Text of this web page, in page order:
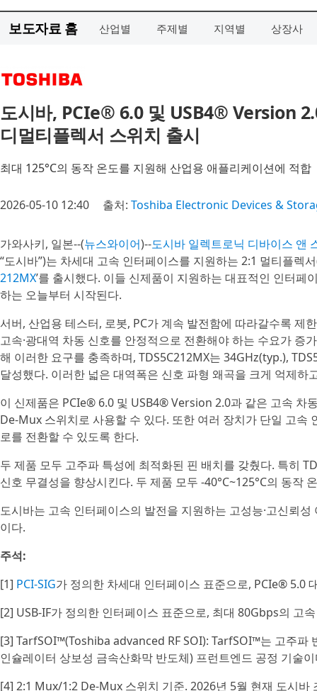
보도자료 홈 산업별 주제별 지역별 상장사
도시바, PCIe® 6.0 및 USB4® Version
디멀티플렉서 스위치 출시
최대 125°C의 동작 온도를 지원해 산업용 애플리케이션에 적합
2026-05-10 12:40 출처: Toshiba Electronic Devices &
가와사키, 일본--(뉴스와이어)--도시바 일렉트로닉 디바이스 앤
“도시바”)는 차세대 고속 인터페이스를 지원하는 2:1 멀티플렉
212MX’를 출시했다. 이들 신제품이 지원하는 대표적인 인터
하는 오늘부터 시작된다.
서버, 산업용 테스터, 로봇, PC가 계속 발전함에 따라갈수록
고속·광대역 차동 신호를 안정적으로 전환해야 하는 수요가
해 이러한 요구를 충족하며, TDS5C212MX는 34GHz(typ.),
달성했다. 이러한 넓은 대역폭은 신호 파형 왜곡을 크게 억제
이 신제품은 PCIe® 6.0 및 USB4® Version 2.0과 같은 고속
De-Mux 스위치로 사용할 수 있다. 또한 여러 장치가 단일 고
로를 전환할 수 있도록 한다.
두 제품 모두 고주파 특성에 최적화된 핀 배치를 갖췄다. 특히
신호 무결성을 향상시킨다. 두 제품 모두 -40°C~125°C의 동작
도시바는 고속 인터페이스의 발전을 지원하는 고성능·고신뢰
이다.
주석:
[1] PCI-SIG가 정의한 차세대 인터페이스 표준으로, PCIe® 5.0
[2] USB-IF가 정의한 인터페이스 표준으로, 최대 80Gbps의 고
[3] TarfSOI™(Toshiba advanced RF SOI): TarfSOI™는 고주파
인슐레이터 상보성 금속산화막 반도체) 프런트엔드 공정 기술
[4] 2:1 Mux/1:2 De-Mux 스위치 기준. 2026년 5월 현재 도시바